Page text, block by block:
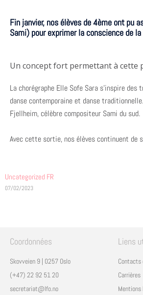
Fin janvier, nos élèves de 4ème ont pu
Sami) pour exprimer la conscience de
Un concept fort permettant à cette
La chorégraphe Elle Sofe Sara s’inspire
danse contemporaine et danse
Fjellheim, célèbre compositeur Sami du sud.
Avec cette sortie, nos élèves continuent de
Uncategorized FR
07/02/2023
Coordonnées
Skovveien 9 | 0257 Oslo
(+47) 22 92 51 20
secretariat@lfo.no
Liens
Contacts
Carrières
Mentions